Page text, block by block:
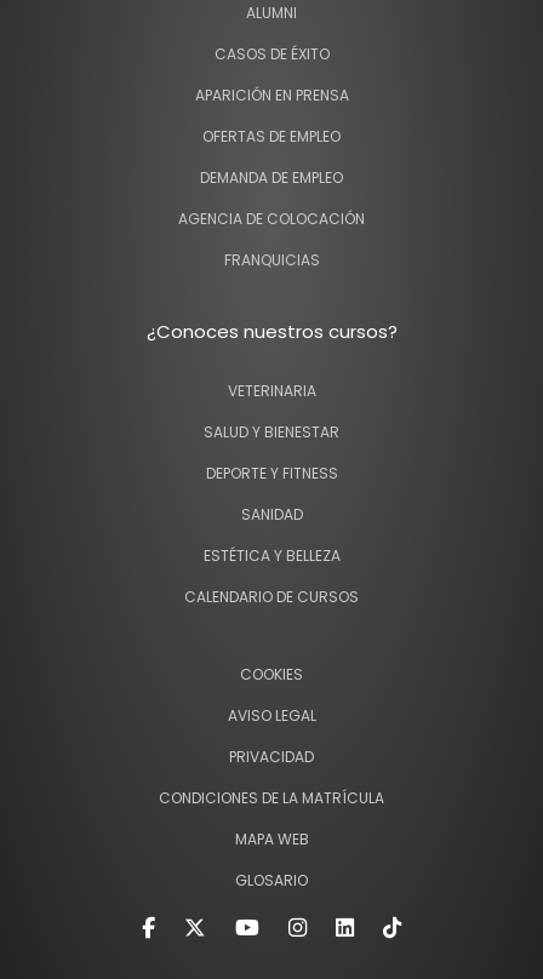
ALUMNI
CASOS DE ÉXITO
APARICIÓN EN PRENSA
OFERTAS DE EMPLEO
DEMANDA DE EMPLEO
AGENCIA DE COLOCACIÓN
FRANQUICIAS
¿Conoces nuestros cursos?
VETERINARIA
SALUD Y BIENESTAR
DEPORTE Y FITNESS
SANIDAD
ESTÉTICA Y BELLEZA
CALENDARIO DE CURSOS
COOKIES
AVISO LEGAL
PRIVACIDAD
CONDICIONES DE LA MATRÍCULA
MAPA WEB
GLOSARIO